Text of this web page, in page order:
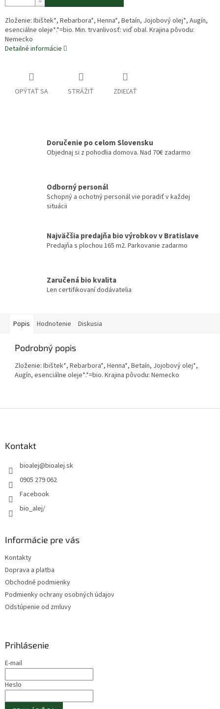
Zloženie: Ibištek*, Rebarbora*, Henna*, Betaín, Jojobový olej*, Augín,
esenciálne oleje*.*=bio. Min. trvanlivosť: viď obal. Krajina pôvodu:
Nemecko
Detailné informácie
OPÝTAŤ SA STRÁŽIŤ ZDIEĽAŤ
Doručenie po celom Slovensku
Objednaj si z pohodlia domova. Nad 70€ zadarmo
Odborný personál
Schopný a ochotný personál vie poradiť v každej
situácii
Najväčšia predajňa bio výrobkov v Bratislave
Predajňa s plochou 165 m2. Parkovanie zadarmo
Zaručená bio kvalita
Len certifikovaní dodávatelia
Popis Hodnotenie Diskusia
Podrobný popis
Zloženie: Ibištek*, Rebarbora*, Henna*, Betaín, Jojobový olej*,
Augín, esenciálne oleje*.*=bio. Krajina pôvodu: Nemecko
Kontakt
bioalej@bioalej.sk
0905 279 062
Facebook
bio_alej/
Informácie pre vás
Kontakty
Doprava a platba
Obchodné podmienky
Podmienky ochrany osobných údajov
Odstúpenie od zmluvy
Prihlásenie
E-mail
Heslo